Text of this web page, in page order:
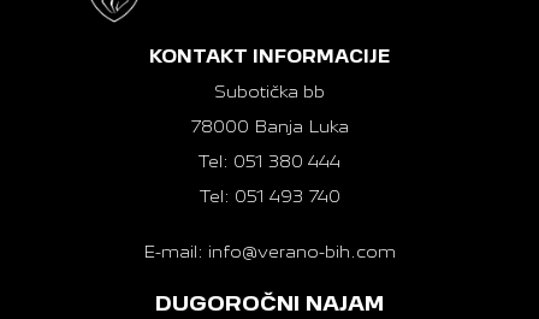
KONTAKT INFORMACIJE
Subotička bb
78000 Banja Luka
Tel: 051 380 444
Tel: 051 493 740
E-mail: info@verano-bih.com
DUGOROČNI NAJAM